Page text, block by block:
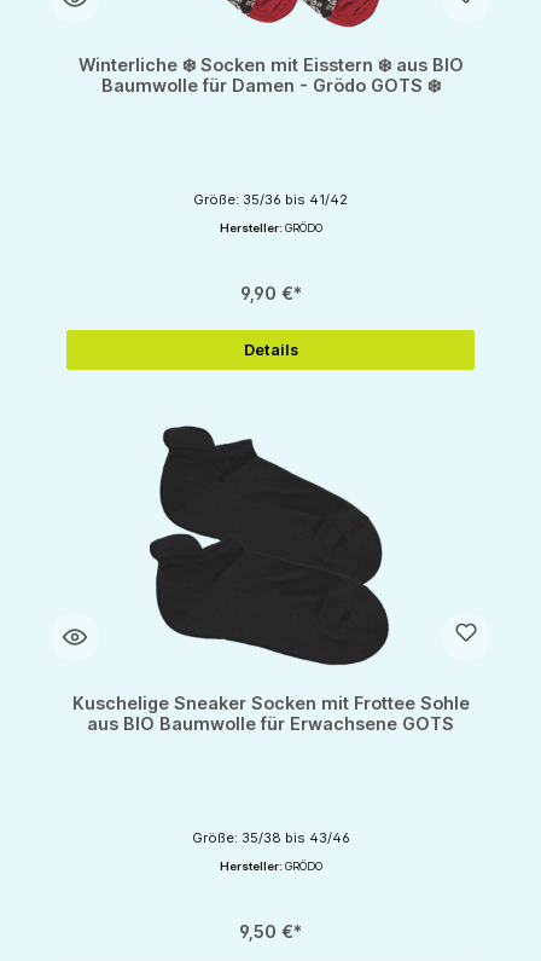
Winterliche ❄️ Socken mit Eisstern ❄️ aus BIO
Baumwolle für Damen - Grödo GOTS ❄️
Größe: 35/36 bis 41/42
Hersteller: GRÖDO
9,90 €*
Details
Kuschelige Sneaker Socken mit Frottee Sohle
aus BIO Baumwolle für Erwachsene GOTS
Größe: 35/38 bis 43/46
Hersteller: GRÖDO
9,50 €*